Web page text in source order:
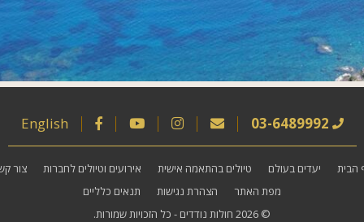
03-6489992
English
הבית יעדים בעולם טיולים בהתאמה אישית אירועים וטיולים לחברות
צור
מפת האתר
הצהרת נגישות
תנאים כלליים
© 2026
חולות נודדים - כל הזכויות שמורות.